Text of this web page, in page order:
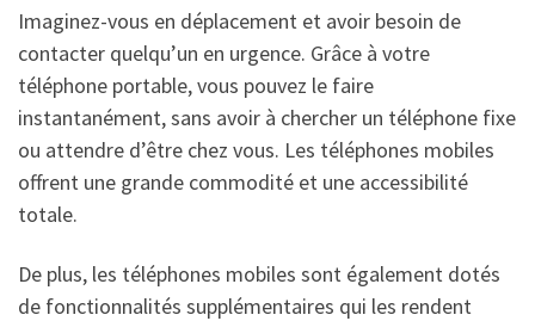
Imaginez-vous en déplacement et avoir besoin de
contacter quelqu’un en urgence. Grâce à votre
téléphone portable, vous pouvez le faire
instantanément, sans avoir à chercher un téléphone fixe
ou attendre d’être chez vous. Les téléphones mobiles
offrent une grande commodité et une accessibilité
totale.
De plus, les téléphones mobiles sont également dotés
de fonctionnalités supplémentaires qui les rendent